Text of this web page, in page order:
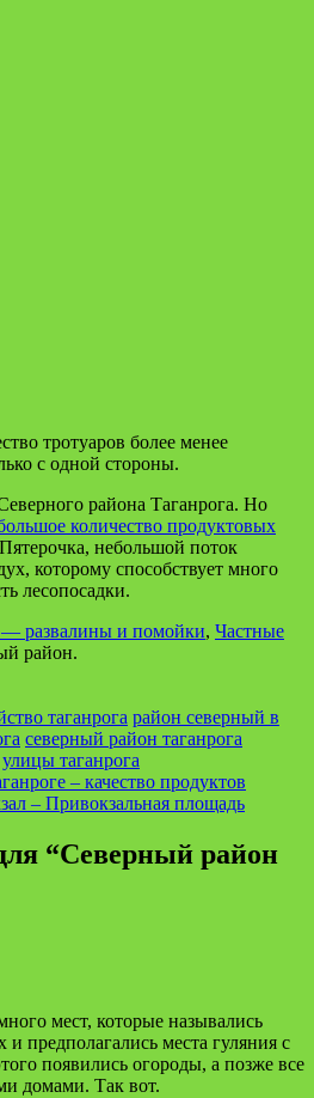
тротуаров более менее
с одной стороны.
района Таганрога. Но
количество продуктовых
небольшой поток
которому способствует много
лесопосадки.
развалины и помойки, Частные
район.
таганрога район северный в
северный район таганрога
улицы таганрога
– качество продуктов
– Привокзальная площадь
“Северный район
мест, которые назывались
предполагались места гуляния с
появились огороды, а позже все
домами. Так вот.